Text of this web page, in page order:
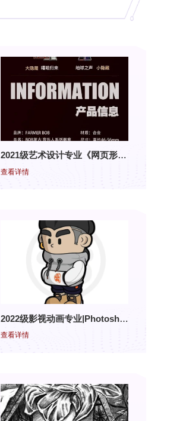
2021级艺术设计专业《网页形象设计与制作》结课展
查看详情
2022级影视动画专业|Photoshop结课展
查看详情